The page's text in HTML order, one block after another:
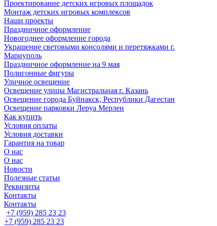
Проектирование детских игровых площадок
Монтаж детских игровых комплексов
Наши проекты
Праздничное оформление
Новогоднее оформление города
Украшение световыми консолями и перетяжками г.
Мариуполь
Праздничное оформление на 9 мая
Полигонные фигуры
Уличное освещение
Освещение улицы Магистральная г. Казань
Освещение города Буйнакск, Республики Дагестан
Освещение парковки Леруа Мерлен
Как купить
Условия оплаты
Условия доставки
Гарантия на товар
О нас
О нас
Новости
Полезные статьи
Реквизиты
Контакты
Контакты
+7 (959) 285 23 23
+7 (959) 285 23 23